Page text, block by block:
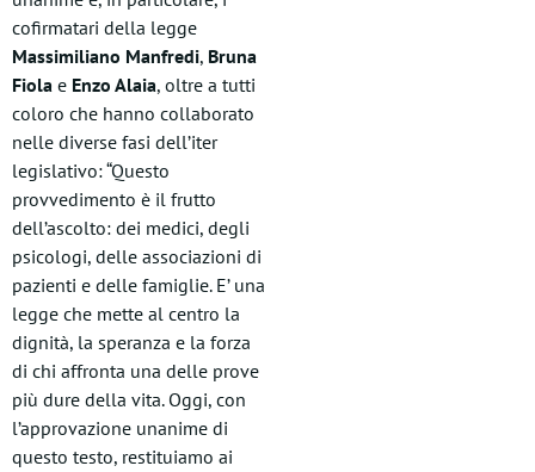
cofirmatari della legge
Massimiliano Manfredi, Bruna
Fiola e Enzo Alaia, oltre a tutti
coloro che hanno collaborato
nelle diverse fasi dell’iter
legislativo: “Questo
provvedimento è il frutto
dell’ascolto: dei medici, degli
psicologi, delle associazioni di
pazienti e delle famiglie. E’ una
legge che mette al centro la
dignità, la speranza e la forza
di chi affronta una delle prove
più dure della vita. Oggi, con
l’approvazione unanime di
questo testo, restituiamo ai